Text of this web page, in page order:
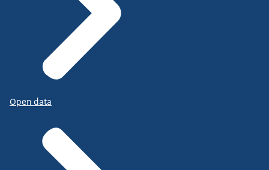
Open data